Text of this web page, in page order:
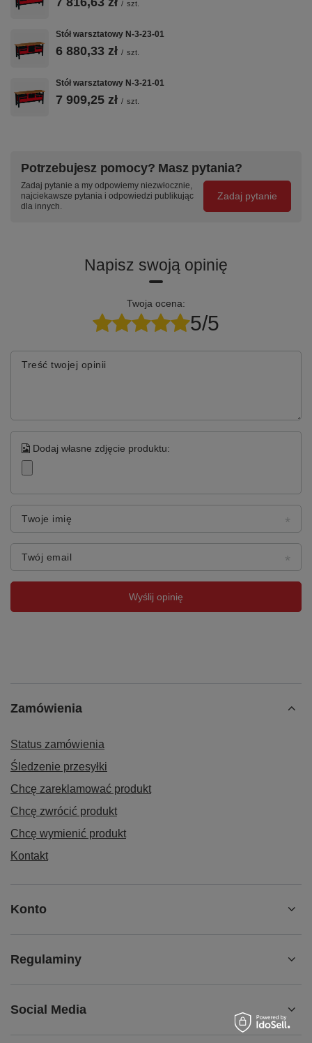
Rozmiar blatu
Nośność statyczna
1000kg
Konstrukcja
Typ prowadnic
Aluminiowe teleskopowe ślizgowe-
Waga
138kg
Powłoka malarska
Malowanie proszkowe
Możliwość domówienia
Całkowicie zmontowane. Gotowe do
/ szt.
Stół warsztatowy N-3-23-01
6 880,33 zł / szt.
Stół warsztatowy N-3-21-01
7 909,25 zł / szt.
Potrzebujesz pomocy? Masz pytania?
Zadaj pytanie a my odpowiemy niezwłocznie,
najciekawsze pytania i odpowiedzi publikując
dla innych.
Zadaj pytanie
Napisz swoją opinię
Twoja ocena:
5/5
Treść twojej opinii
Dodaj własne zdjęcie produktu:
Twoje imię
Twój email
Wyślij opinię
Zamówienia
Status zamówienia
Śledzenie przesyłki
Chcę zareklamować produkt
Chcę zwrócić produkt
Chcę wymienić produkt
Kontakt
Konto
Regulaminy
Social Media